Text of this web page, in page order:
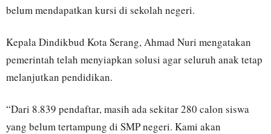
belum mendapatkan kursi di sekolah negeri.
Kepala Dindikbud Kota Serang, Ahmad Nuri mengatakan
pemerintah telah menyiapkan solusi agar seluruh anak tetap
melanjutkan pendidikan.
“Dari 8.839 pendaftar, masih ada sekitar 280 calon siswa
yang belum tertampung di SMP negeri. Kami akan